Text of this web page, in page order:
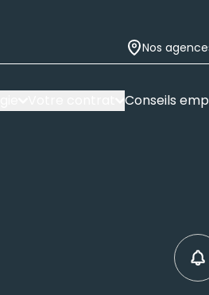
Nos
Conseils